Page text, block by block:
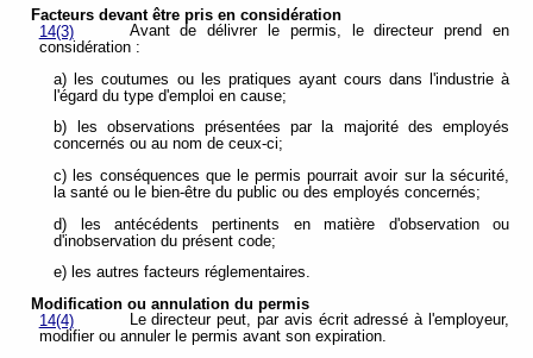
Facteurs devant être pris en considération
14(3)
Avant de délivrer le permis, le directeur prend en
considération :
a) les coutumes ou les pratiques ayant cours dans l'industrie à
l'égard du type d'emploi en cause;
b) les observations présentées par la majorité des employés
concernés ou au nom de ceux-ci;
c) les conséquences que le permis pourrait avoir sur la sécurité,
la santé ou le bien-être du public ou des employés concernés;
d) les antécédents pertinents en matière d'observation ou
d'inobservation du présent code;
e) les autres facteurs réglementaires.
Modification ou annulation du permis
14(4)
Le directeur peut, par avis écrit adressé à l'employeur,
modifier ou annuler le permis avant son expiration.